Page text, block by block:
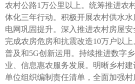
农村公路1万公里以上。统筹推进农
体化三年行动。积极开展农村供水
电网巩固提升。深入推进农村房屋
完成农房危房和抗震改造10万户以
普及和5G创新运用。持续推进数字
业、信息惠农服务发展。明晰乡村
单位组织编制责任清单，全面加强村